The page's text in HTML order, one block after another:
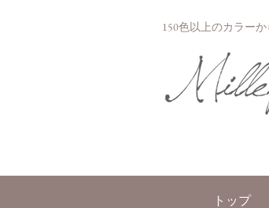
150色以上のカラー
トップ